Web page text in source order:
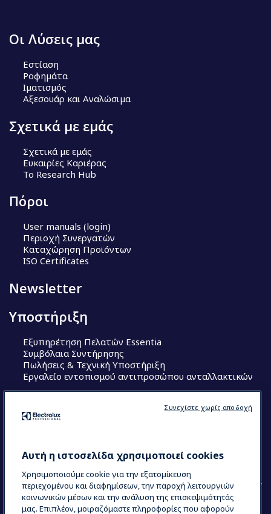
Οι Λύσεις μας
Εστίαση
Ροφημάτα
Ιματισμός
Αξεσουάρ και Αναλώσιμα
Σχετικά με εμάς
Σχετικά με εμάς
Ευκαιρίες Καριέρας
Το Research Hub
Πόροι
User manuals (login)
Περιοχή Συνεργατών
Καταχώρηση Προϊόντων
ISO Certificates
Newsletter
Υποστήριξη
Εξυπηρέτηση Πελατών Essentia
Συμβόλαια Συντήρησης
Πωλήσεις & Τεχνική Υποστήριξη
Εργαλείο εντοπισμού αντιπροσώπου ανταλλακτικών
Electrolux Professional Ακαδημία Chef
Αυτή η ιστοσελίδα χρησιμοποιεί cookies
Χρησιμοποιούμε cookie για την εξατομίκευση
περιεχομένου και διαφημίσεων, την παροχή λειτουργιών
κοινωνικών μέσων και την ανάλυση της επισκεψιμότητάς
μας. Επιπλέον, μοιραζόμαστε πληροφορίες που αφορούν
Συνεχίστε χωρίς αποδοχή